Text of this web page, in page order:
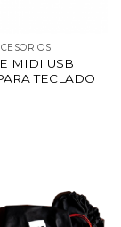
MIDI USB
TECLADO